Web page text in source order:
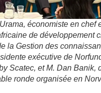
économiste en chef
de développement
la Gestion des
exécutive de
Scatec, et M. Dan Banik,
ronde organisée en